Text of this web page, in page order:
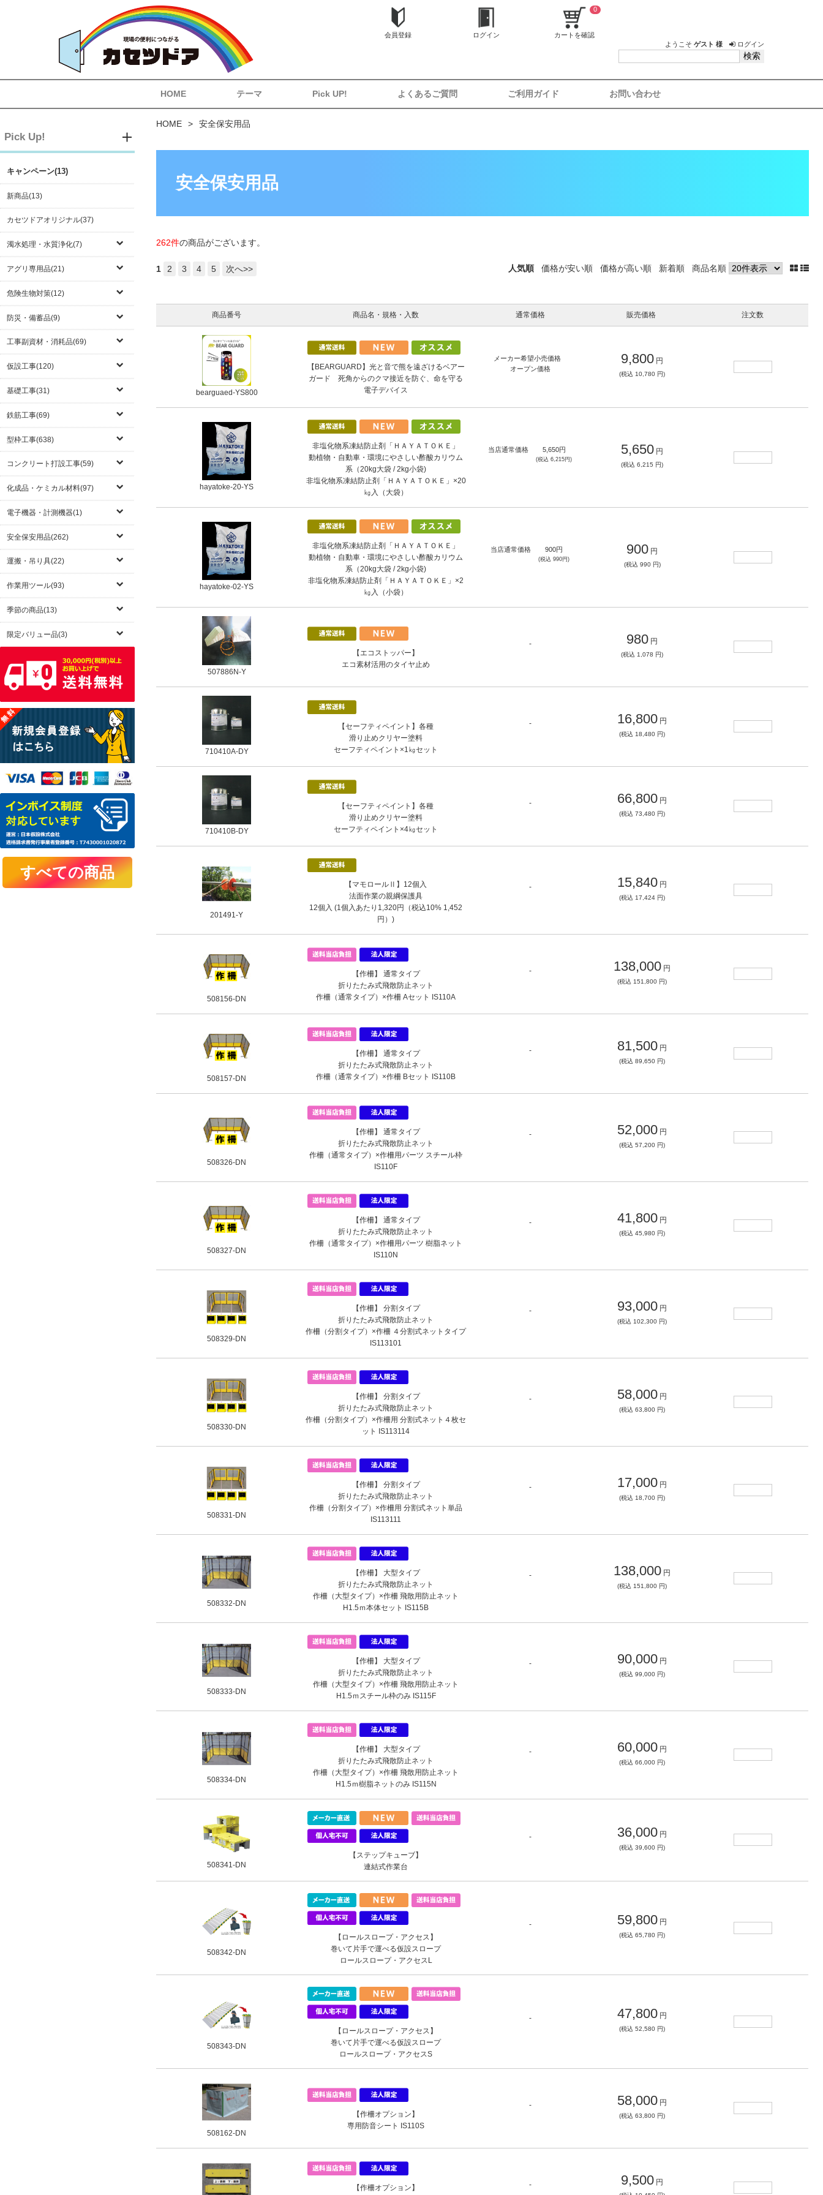
会員登録 ログイン カートを確認
0
ようこそ ゲスト 様 ログイン
HOME テーマ Pick UP! よくあるご質問 ご利用ガイド お問い合わせ
Pick Up!
キャンペーン(13)
新商品(13)
カセツドアオリジナル(37)
濁水処理・水質浄化(7)
アグリ専用品(21)
危険生物対策(12)
防災・備蓄品(9)
工事副資材・消耗品(69)
仮設工事(120)
基礎工事(31)
鉄筋工事(69)
型枠工事(638)
コンクリート打設工事(59)
化成品・ケミカル材料(97)
電子機器・計測機器(1)
安全保安用品(262)
運搬・吊り具(22)
作業用ツール(93)
季節の商品(13)
限定バリュー品(3)
HOME 安全保安用品
安全保安用品
262件の商品がございます。
人気順 価格が安い順 価格が高い順 新着順 商品名順
1 2 3 4 5 次へ>>
商品番号 商品名・規格・入数 通常価格 販売価格 注文数
bearguaed-YS800
【BEARGUARD】光と音で熊を遠ざけるベアー
ガード 死角からのクマ接近を防ぐ、命を守る
電子デバイス
メーカー希望小売価格
オープン価格
9,800 円
(税込 10,780 円)
hayatoke-20-YS
非塩化物系凍結防止剤「ＨＡＹＡＴＯＫＥ」
動植物・自動車・環境にやさしい酢酸カリウム
系（20kg大袋 / 2kg小袋)
非塩化物系凍結防止剤「ＨＡＹＡＴＯＫＥ」×20
㎏入（大袋）
当店通常価格 5,650円
(税込6,215円)
5,650 円
(税込 6,215 円)
hayatoke-02-YS
非塩化物系凍結防止剤「ＨＡＹＡＴＯＫＥ」
動植物・自動車・環境にやさしい酢酸カリウム
系（20kg大袋 / 2kg小袋)
非塩化物系凍結防止剤「ＨＡＹＡＴＯＫＥ」×2
㎏入（小袋）
当店通常価格 900円
(税込990円)
900 円
(税込 990 円)
507886N-Y
【エコストッパー】
エコ素材活用のタイヤ止め
- 980 円
(税込 1,078 円)
710410A-DY
【セーフティペイント】各種
滑り止めクリヤー塗料
セーフティペイント×1㎏セット
- 16,800 円
(税込 18,480 円)
710410B-DY
【セーフティペイント】各種
滑り止めクリヤー塗料
セーフティペイント×4㎏セット
- 66,800 円
(税込 73,480 円)
201491-Y
【マモロールⅡ】12個入
法面作業の親綱保護具
12個入 (1個入あたり1,320円（税込10% 1,452
円）)
- 15,840 円
(税込 17,424 円)
508156-DN
【作柵】 通常タイプ
折りたたみ式飛散防止ネット
作柵（通常タイプ）×作柵 Aセット IS110A
- 138,000 円
(税込 151,800 円)
508157-DN
【作柵】 通常タイプ
折りたたみ式飛散防止ネット
作柵（通常タイプ）×作柵 Bセット IS110B
- 81,500 円
(税込 89,650 円)
508326-DN
【作柵】 通常タイプ
折りたたみ式飛散防止ネット
作柵（通常タイプ）×作柵用パーツ スチール枠
IS110F
- 52,000 円
(税込 57,200 円)
508327-DN
【作柵】 通常タイプ
折りたたみ式飛散防止ネット
作柵（通常タイプ）×作柵用パーツ 樹脂ネット
IS110N
- 41,800 円
(税込 45,980 円)
508329-DN
【作柵】 分割タイプ
折りたたみ式飛散防止ネット
作柵（分割タイプ）×作柵 ４分割式ネットタイプ
IS113101
- 93,000 円
(税込 102,300 円)
508330-DN
【作柵】 分割タイプ
折りたたみ式飛散防止ネット
作柵（分割タイプ）×作柵用 分割式ネット４枚セ
ット IS113114
- 58,000 円
(税込 63,800 円)
508331-DN
【作柵】 分割タイプ
折りたたみ式飛散防止ネット
作柵（分割タイプ）×作柵用 分割式ネット単品
IS113111
- 17,000 円
(税込 18,700 円)
508332-DN
【作柵】 大型タイプ
折りたたみ式飛散防止ネット
作柵（大型タイプ）×作柵 飛散用防止ネット
H1.5ｍ本体セット IS115B
- 138,000 円
(税込 151,800 円)
508333-DN
【作柵】 大型タイプ
折りたたみ式飛散防止ネット
作柵（大型タイプ）×作柵 飛散用防止ネット
H1.5ｍスチール枠のみ IS115F
- 90,000 円
(税込 99,000 円)
508334-DN
【作柵】 大型タイプ
折りたたみ式飛散防止ネット
作柵（大型タイプ）×作柵 飛散用防止ネット
H1.5ｍ樹脂ネットのみ IS115N
- 60,000 円
(税込 66,000 円)
508341-DN
【ステップキューブ】
連結式作業台
- 36,000 円
(税込 39,600 円)
508342-DN
【ロールスロープ・アクセス】
巻いて片手で運べる仮設スロープ
ロールスロープ・アクセスL
- 59,800 円
(税込 65,780 円)
508343-DN
【ロールスロープ・アクセス】
巻いて片手で運べる仮設スロープ
ロールスロープ・アクセスS
- 47,800 円
(税込 52,580 円)
508162-DN
【作柵オプション】
専用防音シート IS110S
- 58,000 円
(税込 63,800 円)
【作柵オプション】
- 9,500 円